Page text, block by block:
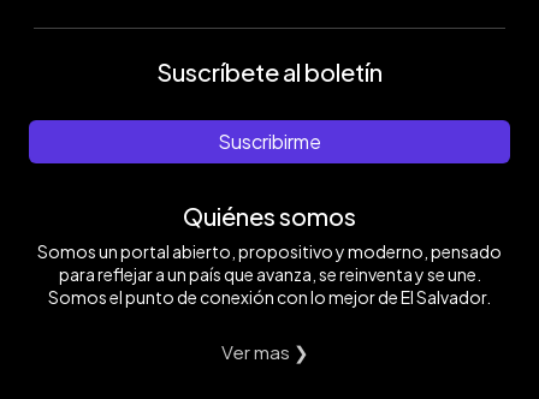
Suscríbete al boletín
Suscribirme
Quiénes somos
Somos un portal abierto, propositivo y moderno, pensado
para reflejar a un país que avanza, se reinventa y se une.
Somos el punto de conexión con lo mejor de El Salvador.
Ver mas ❯